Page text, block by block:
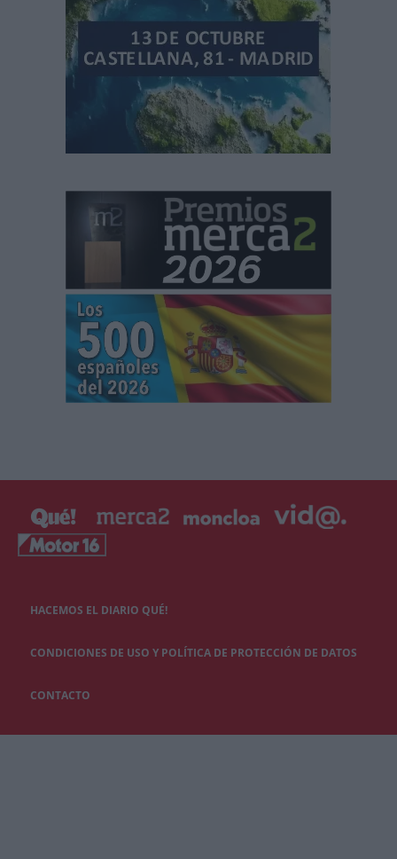
HACEMOS EL DIARIO QUÉ!
CONDICIONES DE USO Y POLÍTICA DE PROTECCIÓN DE DATOS
CONTACTO